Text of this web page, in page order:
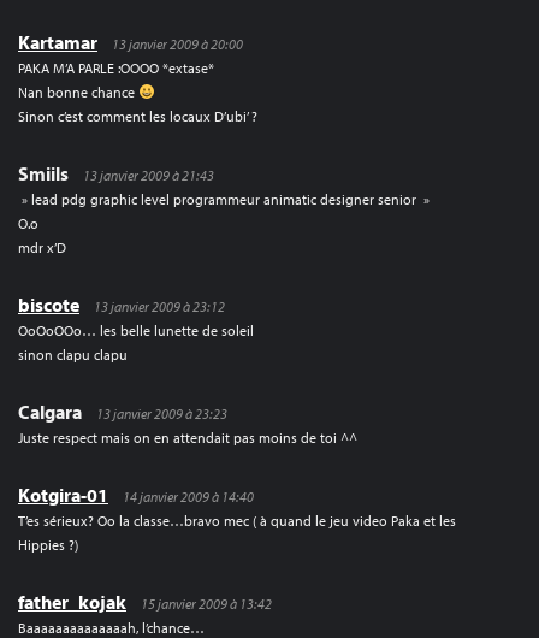
Kartamar
13 janvier 2009 à 20:00
PAKA M’A PARLE :OOOO *extase*
Nan bonne chance
Sinon c’est comment les locaux D’ubi’ ?
Smiils
13 janvier 2009 à 21:43
» lead pdg graphic level programmeur animatic designer senior »
O.o
mdr x’D
biscote
13 janvier 2009 à 23:12
OoOoOOo… les belle lunette de soleil
sinon clapu clapu
Calgara
13 janvier 2009 à 23:23
Juste respect mais on en attendait pas moins de toi ^^
Kotgira-01
14 janvier 2009 à 14:40
T’es sérieux? Oo la classe…bravo mec ( à quand le jeu video Paka et les
Hippies ?)
father_kojak
15 janvier 2009 à 13:42
Baaaaaaaaaaaaaah, l’chance…